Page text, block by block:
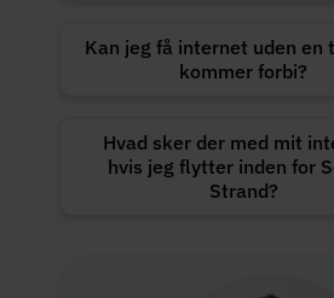
Kan jeg få internet uden en
kommer forbi?
Hvad sker der med mit
hvis jeg flytter inden for
Strand?